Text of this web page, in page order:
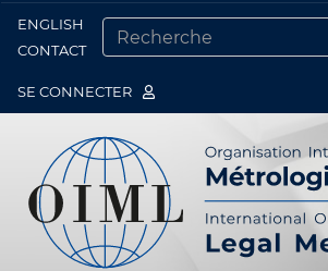
ENGLISH
CONTACT
SE CONNECTER